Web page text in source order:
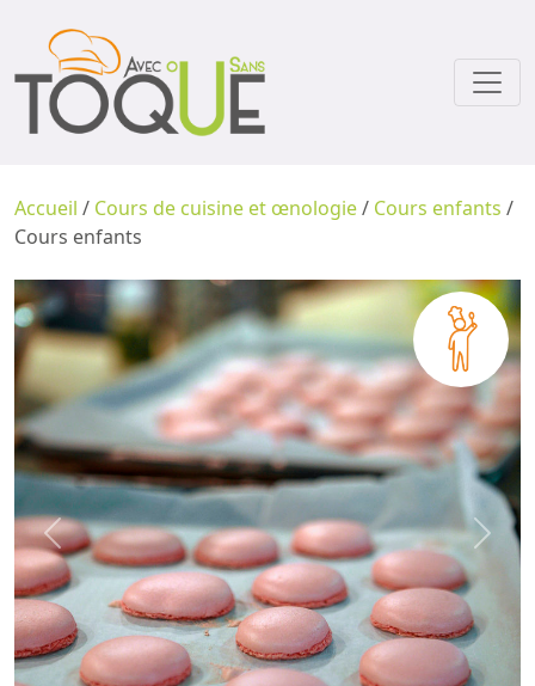
Accueil / Cours de cuisine et œnologie/ Cours enfants /
Cours enfants
Previous Next